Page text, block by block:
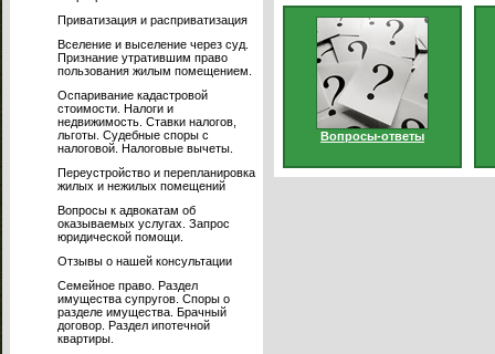
Приватизация и расприватизация
Вселение и выселение через суд.
Признание утратившим право
пользования жилым помещением.
Оспаривание кадастровой
стоимости. Налоги и
недвижимость. Ставки налогов,
льготы. Судебные споры с
налоговой. Налоговые вычеты.
Переустройство и перепланировка
жилых и нежилых помещений
Вопросы к адвокатам об
оказываемых услугах. Запрос
юридической помощи.
Отзывы о нашей консультации
Семейное право. Раздел
имущества супругов. Споры о
разделе имущества. Брачный
договор. Раздел ипотечной
квартиры.
Вопросы-ответы